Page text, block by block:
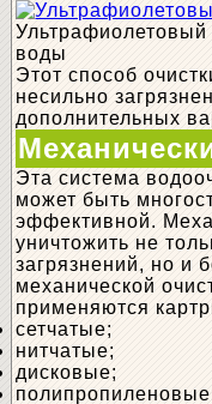
Ультрафиолетовый
воды
Этот способ
несильно
дополнительных
Эта система
может быть
эффективной.
уничтожить не
загрязнений, но и
механической
применяются
сетчатые;
нитчатые;
дисковые;